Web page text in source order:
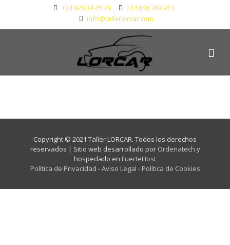
+34 928 34 45 79
+34 646 709 913
info@tallerlorcar.com
Copyright © 2021 Taller LORCAR. Todos los derechos
reservados | Sitio web desarrollado por Ordenatech y
hospedado en FuerteHost
Política de Privacidad -Aviso Legal - Política de Cookies